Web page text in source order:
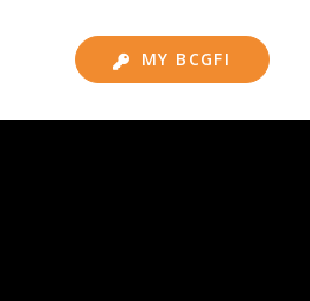
MY BCGFI